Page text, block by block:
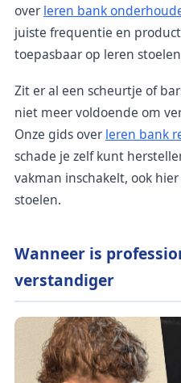
over leren bank
juiste frequentie en
toepasbaar op leren
Zit er al een scheurtje of
niet meer voldoende om
Onze gids over leren bank
schade je zelf kunt
vakman inschakelt, ook
stoelen.
Wanneer is
verstandiger